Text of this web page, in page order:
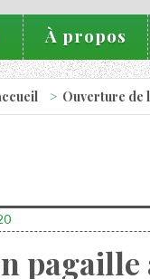
À propos
Ouverture de
pagaille